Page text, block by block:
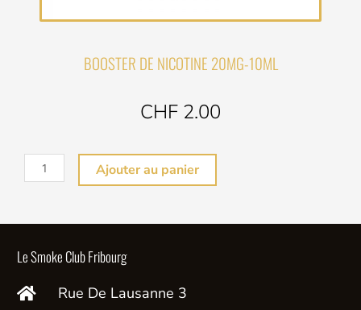
BOOSTER DE NICOTINE 20MG-10ML
CHF 2.00
quantité
de
NICOTINE
-10ML
Ajouter au panier
Le Smoke Club Fribourg
Rue De Lausanne 3